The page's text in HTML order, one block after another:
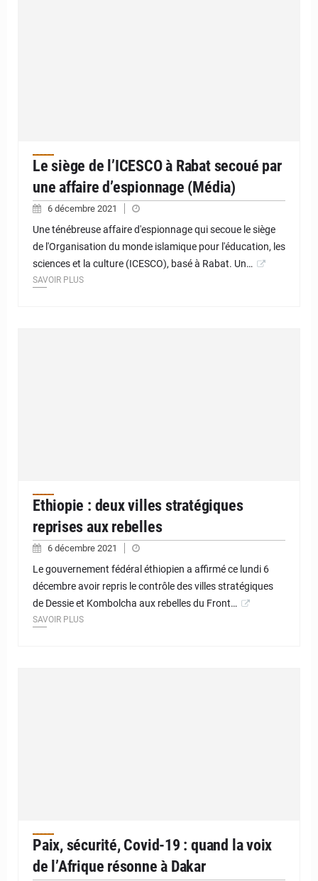
Le siège de l’ICESCO à Rabat secoué par
une affaire d’espionnage (Média)
6 décembre 2021
Une ténébreuse affaire d'espionnage qui secoue le siège
de l'Organisation du monde islamique pour l'éducation, les
sciences et la culture (ICESCO), basé à Rabat. Un…
SAVOIR PLUS
Ethiopie : deux villes stratégiques
reprises aux rebelles
6 décembre 2021
Le gouvernement fédéral éthiopien a affirmé ce lundi 6
décembre avoir repris le contrôle des villes stratégiques
de Dessie et Kombolcha aux rebelles du Front…
SAVOIR PLUS
Paix, sécurité, Covid-19 : quand la voix
de l’Afrique résonne à Dakar